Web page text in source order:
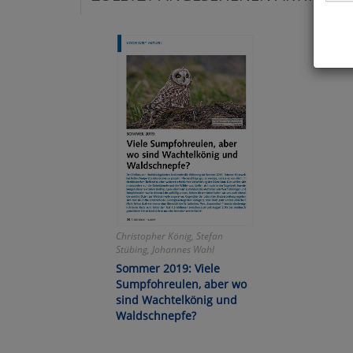
Christopher König, Stefan
Stübing, Johannes Wahl
Sommer 2019: Viele
Sumpfohreulen, aber wo
sind Wachtelkönig und
Waldschnepfe?